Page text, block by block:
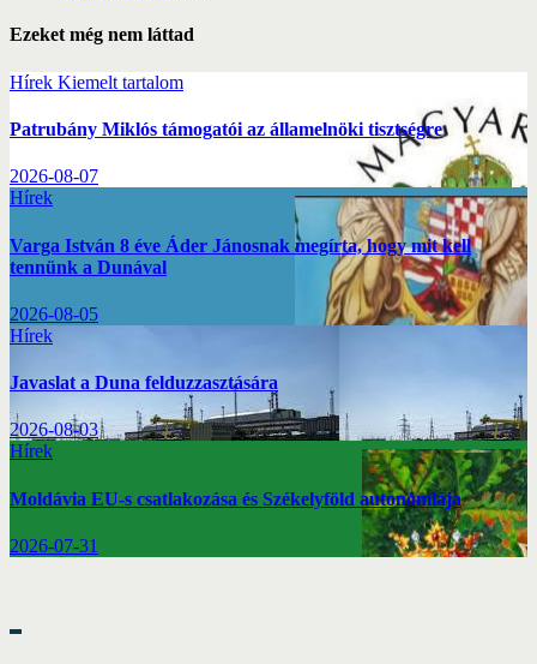
Ezeket még nem láttad
Hírek Kiemelt tartalom
Patrubány Miklós támogatói az államelnöki tisztségre
2026-08-07
Hírek
Varga István 8 éve Áder Jánosnak megírta, hogy mit kell
tennünk a Dunával
2026-08-05
Hírek
Javaslat a Duna felduzzasztására
2026-08-03
Hírek
Moldávia EU-s csatlakozása és Székelyföld autonómiája
2026-07-31